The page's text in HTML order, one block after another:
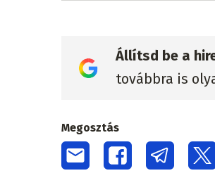
Állítsd be a
továbbra is
Megosztás